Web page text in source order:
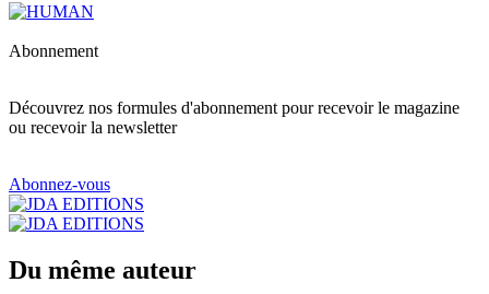
Abonnement
Découvrez nos formules d'abonnement pour recevoir le magazine
ou recevoir la newsletter
Abonnez-vous
Du même auteur